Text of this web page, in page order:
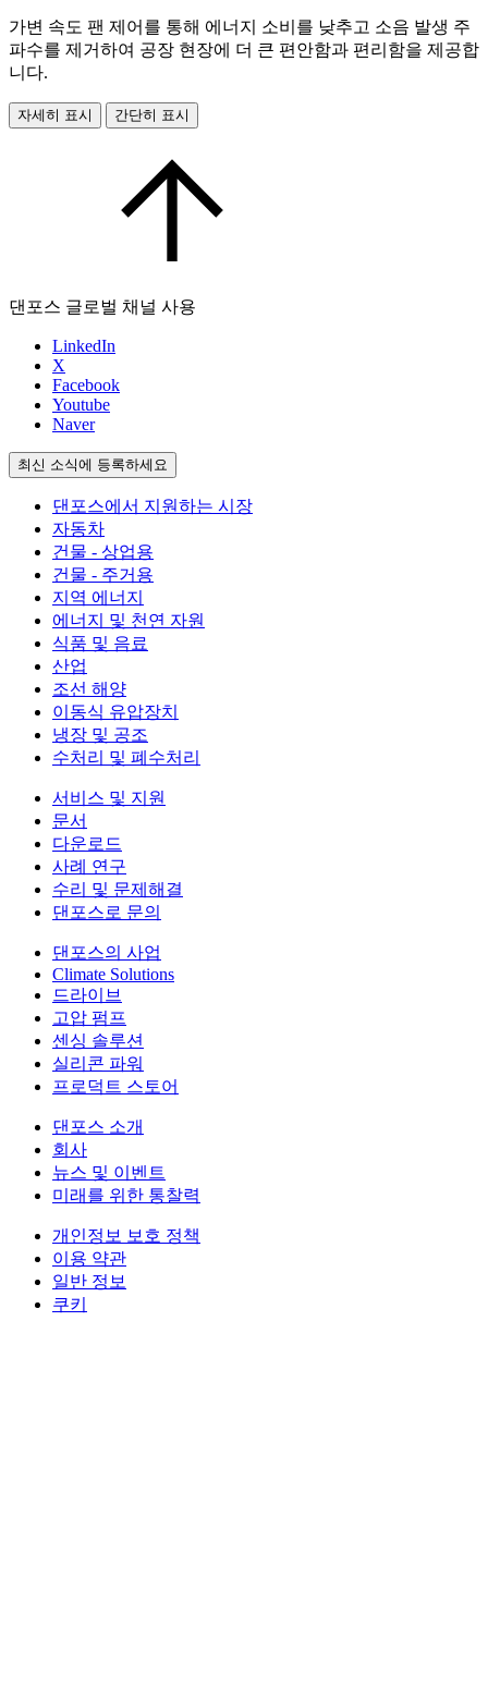
가변 속도 팬 제어를 통해 에너지 소비를 낮추고 소음 발생 주
파수를 제거하여 공장 현장에 더 큰 편안함과 편리함을 제공합
니다.
자세히 표시 간단히 표시
댄포스 글로벌 채널 사용
LinkedIn
X
Facebook
Youtube
Naver
최신 소식에 등록하세요
댄포스에서 지원하는 시장
자동차
건물 - 상업용
건물 - 주거용
지역 에너지
에너지 및 천연 자원
식품 및 음료
산업
조선 해양
이동식 유압장치
냉장 및 공조
수처리 및 폐수처리
서비스 및 지원
문서
다운로드
사례 연구
수리 및 문제해결
댄포스로 문의
댄포스의 사업
Climate Solutions
드라이브
고압 펌프
센싱 솔루션
실리콘 파워
프로덕트 스토어
댄포스 소개
회사
뉴스 및 이벤트
미래를 위한 통찰력
개인정보 보호 정책
이용 약관
일반 정보
쿠키